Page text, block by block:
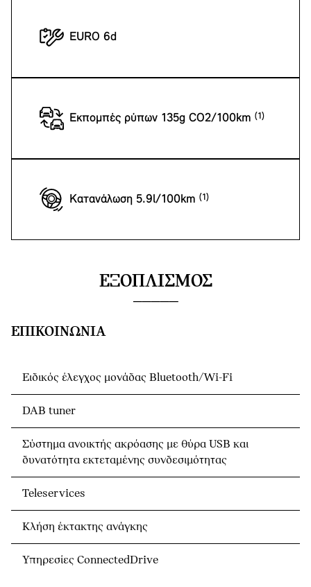
EURO 6d
Εκπομπές ρύπων 135g CO2/100km
Κατανάλωση 5.9l/100km
ΕΞΟΠΛΙΣΜΌΣ
ΕΠΙΚΟΙΝΩΝΊΑ
Ειδικός έλεγχος μονάδας Bluetooth/Wi-Fi
DAB tuner
Σύστημα ανοικτής ακρόασης με θύρα USB και
δυνατότητα εκτεταμένης συνδεσιμότητας
Teleservices
Κλήση έκτακτης ανάγκης
Υπηρεσίες ConnectedDrive